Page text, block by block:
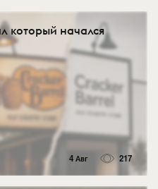
который начался
4 Авг 217